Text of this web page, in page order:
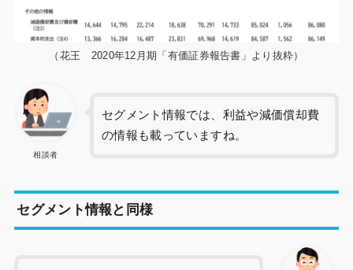
（花王 2020年12月期「有価証券報告書」より抜粋）
相談者
セグメント情報では、利益や減価償却費
の情報も載っていますね。
セグメント情報と同様